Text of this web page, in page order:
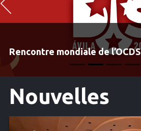
Rencontre mondiale de l’OCDS
Previous
Nouvelles